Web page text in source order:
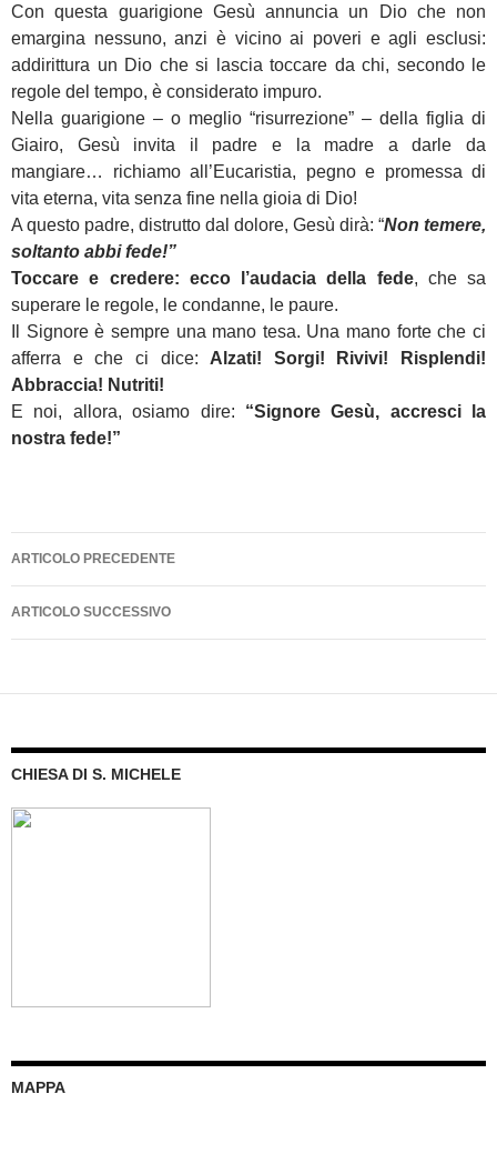
Con questa guarigione Gesù annuncia un Dio che non
emargina nessuno, anzi è vicino ai poveri e agli esclusi:
addirittura un Dio che si lascia toccare da chi, secondo le
regole del tempo, è considerato impuro.
Nella guarigione – o meglio “risurrezione” – della figlia di
Giairo, Gesù invita il padre e la madre a darle da
mangiare… richiamo all’Eucaristia, pegno e promessa di
vita eterna, vita senza fine nella gioia di Dio!
A questo padre, distrutto dal dolore, Gesù dirà: “Non temere,
soltanto abbi fede!”
Toccare e credere: ecco l’audacia della fede, che sa
superare le regole, le condanne, le paure.
Il Signore è sempre una mano tesa. Una mano forte che ci
afferra e che ci dice: Alzati! Sorgi! Rivivi! Risplendi!
Abbraccia! Nutriti!
E noi, allora, osiamo dire: “Signore Gesù, accresci la
nostra fede!”
Navigazione
articolo
ARTICOLO PRECEDENTE
ARTICOLO SUCCESSIVO
CHIESA DI S. MICHELE
MAPPA